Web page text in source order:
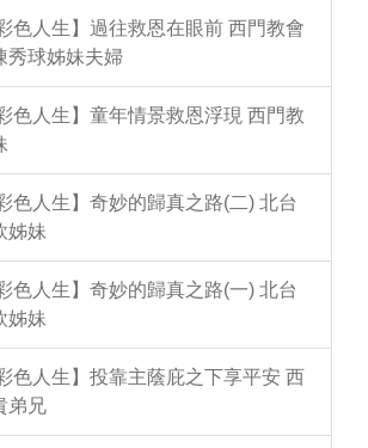
色人生】過往救恩在眼前 西門教會
秀球姊妹夫婦
色人生】童年情景救恩浮現 西門教
色人生】奇妙的歸真之路(二) 北台
姊妹
色人生】奇妙的歸真之路(一) 北台
姊妹
色人生】投靠主蔭庇之下享平安 西
弟兄